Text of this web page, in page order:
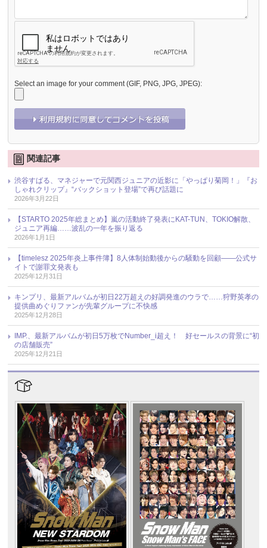
Select an image for your comment (GIF, PNG, JPG, JPEG):
関連記事
渋谷すばる、マネジャーで元関西ジュニアの近影に「やっぱり菊岡！」『お
しゃれクリップ』“バックショット登場”で再び話題に
2026年3月22日
【STARTO 2025年総まとめ】嵐の活動終了発表にKAT-TUN、TOKIO解散、
ジュニア再編……波乱の一年を振り返る
2026年1月1日
【timelesz 2025年炎上事件簿】8人体制始動後からの騒動を回顧――公式サ
イトで謝罪文発表も
2025年12月31日
キンプリ、最新アルバムが初日22万超えの好調発進のウラで……狩野英孝の
提供曲めぐりファンが先輩グループに不快感
2025年12月28日
IMP.、最新アルバムが初日5万枚でNumber_i超え！ 好セールスの背景に“初
の店舗販売”
2025年12月21日